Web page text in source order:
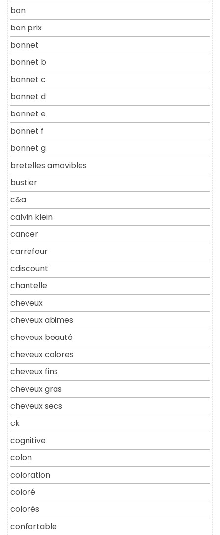
bon
bon prix
bonnet
bonnet b
bonnet c
bonnet d
bonnet e
bonnet f
bonnet g
bretelles amovibles
bustier
c&a
calvin klein
cancer
carrefour
cdiscount
chantelle
cheveux
cheveux abimes
cheveux beauté
cheveux colores
cheveux fins
cheveux gras
cheveux secs
ck
cognitive
colon
coloration
coloré
colorés
confortable